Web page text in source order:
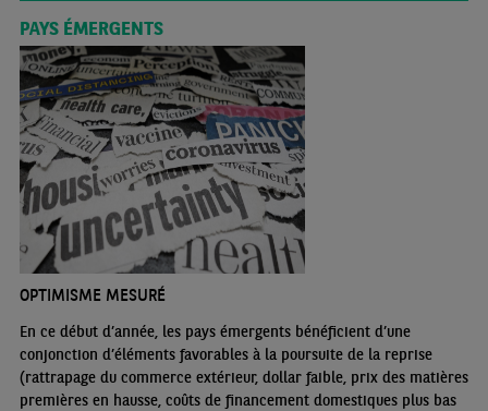
PAYS ÉMERGENTS
OPTIMISME MESURÉ
En ce début d’année, les pays émergents bénéficient d’une
conjonction d’éléments favorables à la poursuite de la reprise
(rattrapage du commerce extérieur, dollar faible, prix des matières
premières en hausse, coûts de financement domestiques plus bas